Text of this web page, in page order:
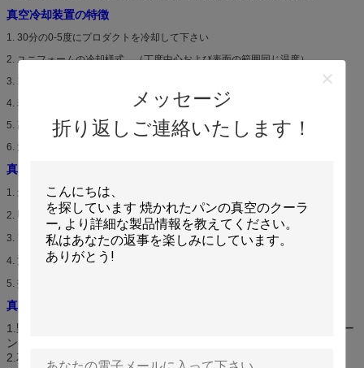
メッセージ
折り返しご連絡いたします！
真空冷却装置の特徴
1. 30分の0-5度にプロダクトを冷却して下さい
2. ユニフォームの冷却様式。（丁度中心および表面の範囲同じ温度）
3. 1.5-3%の非常に干潮損失率。
4. 表面のdemageを野菜の治し、彼らの悪化を停止して下さい。
5. 高性能のためにEnergeの費用節約。
6. 決して凍結する高級で美味しい野菜。
真空冷却装置の利点
1. 最小にされた生産量低減
2. 収穫操作の改善された経済
3. マーケティングの間の最小にされた損失
4. 消費者による改善された利用
5. 拡大された市場機会
真空冷却装置の塗布分野
1.野菜（すべての葉菜/ブロッコリー/Cauliの花/きのこ/スイート コー
ン等）
2.花（切りたての花）、ハーブ。